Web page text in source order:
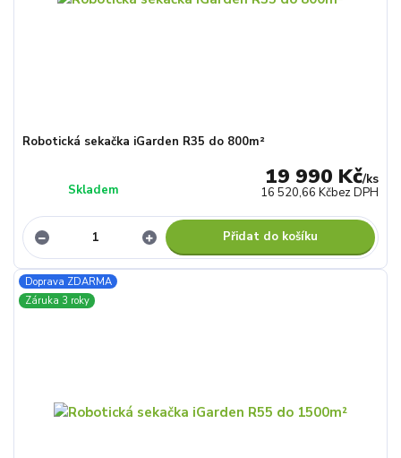
Robotická sekačka iGarden R35 do 800m²
19 990 Kč/ks
16 520,66 Kčbez DPH
Skladem
Přidat do košíku
Doprava ZDARMA
Záruka 3 roky